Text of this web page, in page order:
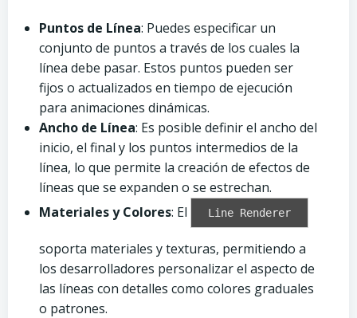
Puntos de Línea: Puedes especificar un
conjunto de puntos a través de los cuales la
línea debe pasar. Estos puntos pueden ser
fijos o actualizados en tiempo de ejecución
para animaciones dinámicas.
Ancho de Línea: Es posible definir el ancho del
inicio, el final y los puntos intermedios de la
línea, lo que permite la creación de efectos de
líneas que se expanden o se estrechan.
Materiales y Colores: El Line Renderer
soporta materiales y texturas, permitiendo a
los desarrolladores personalizar el aspecto de
las líneas con detalles como colores graduales
o patrones.